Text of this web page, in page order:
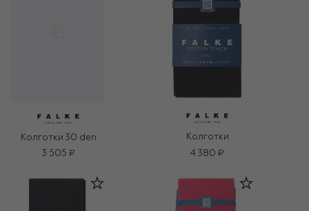
Колготки 30 den
3 505 ₽
Колготки
4 380 ₽